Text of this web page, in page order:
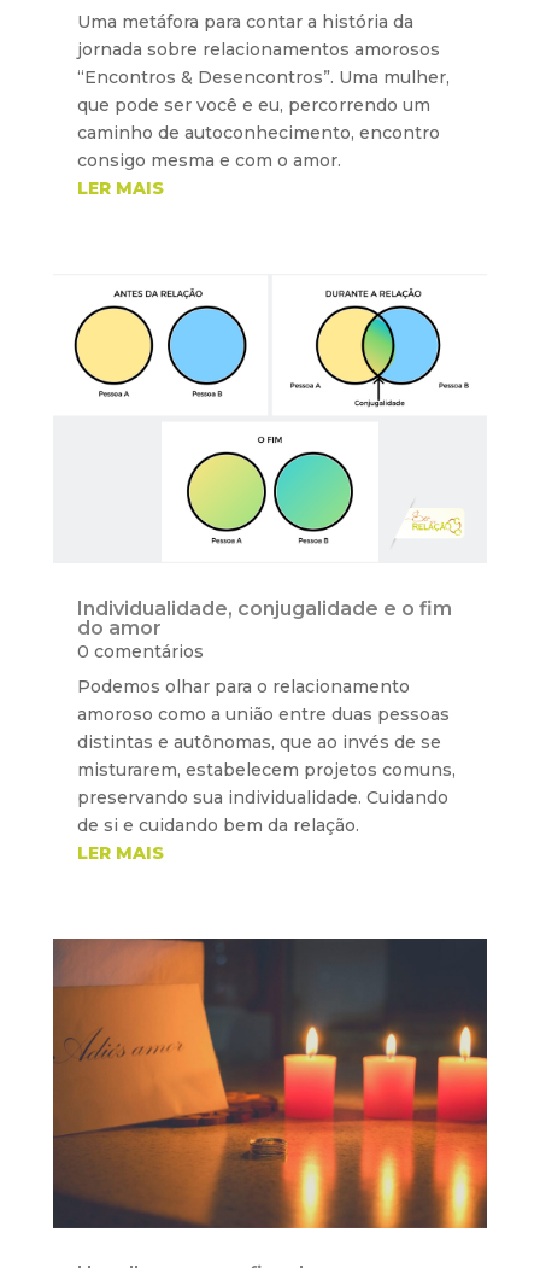
Uma metáfora para contar a história da
jornada sobre relacionamentos amorosos
“Encontros & Desencontros”. Uma mulher,
que pode ser você e eu, percorrendo um
caminho de autoconhecimento, encontro
consigo mesma e com o amor.
LER MAIS
Individualidade, conjugalidade e o fim
do amor
0 comentários
Podemos olhar para o relacionamento
amoroso como a união entre duas pessoas
distintas e autônomas, que ao invés de se
misturarem, estabelecem projetos comuns,
preservando sua individualidade. Cuidando
de si e cuidando bem da relação.
LER MAIS